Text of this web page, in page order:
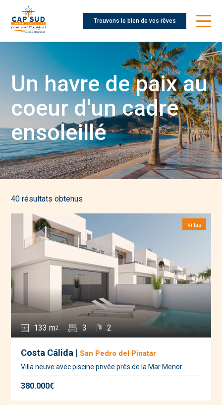
Trouvons le bien de vos rêves
Un havre de paix au
coeur d'un cadre
ensoleillé
40 résultats obtenus
133 m2 3 2
Villas
Costa Cálida |San Pedro del Pinatar
Villa neuve avec piscine privée près de la Mar Menor
380.000€